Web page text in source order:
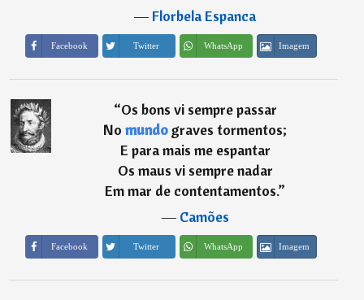
―Florbela Espanca
Facebook Twitter WhatsApp Imagem
“Os bons vi sempre passar
Nomundograves tormentos;
E para mais me espantar
Os maus vi sempre nadar
Em mar de contentamentos.”
―Camões
Facebook Twitter WhatsApp Imagem